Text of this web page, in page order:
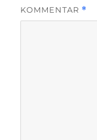
KOMMENTAR *